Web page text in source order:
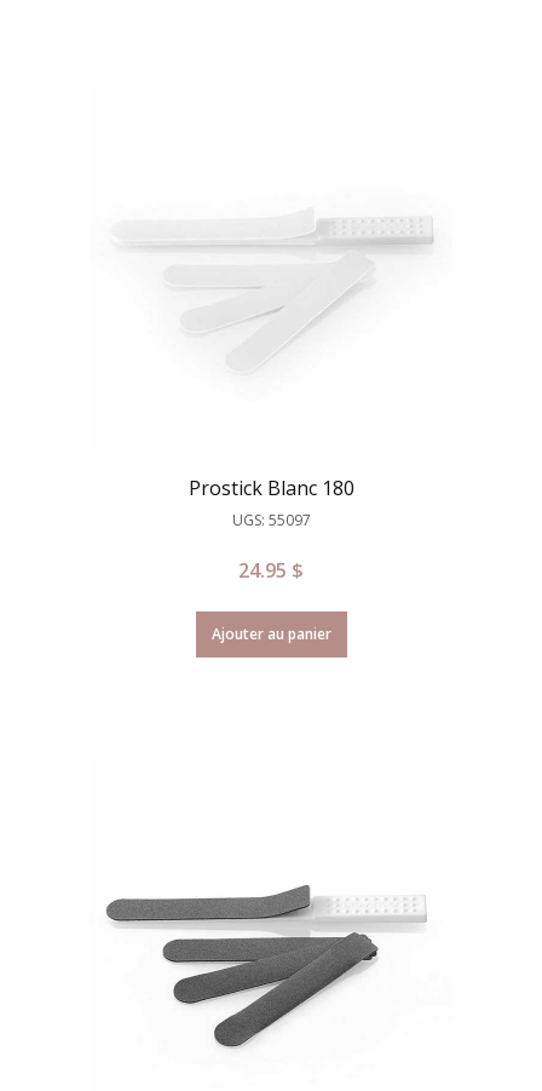
Prostick Blanc 180
UGS: 55097
24.95 $
Ajouter au panier